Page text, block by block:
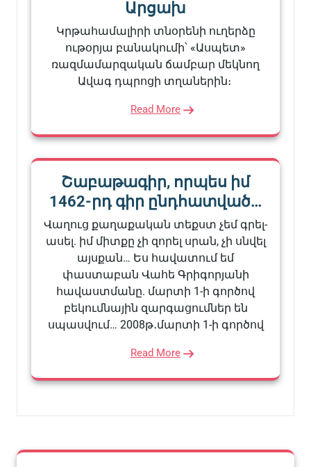
Արցախ
Կրթահամալիրի տնօրենի ուղերձը
ութօրյա բանակումի՝ «Ասպետ»
ռազմամարզական ճամբար մեկնող
Ավագ դպրոցի տղաներին։
Read More
Շաբաթագիր, որպես իմ
1462-րդ գիր ընդհատված…
Վաղուց քաղաքական տեքստ չեմ գրել-
ասել. իմ միտքը չի զորել սրան, չի սնվել
այսքան… Ես հավատում եմ
փաստաբան Վահե Գրիգորյանի
հավաստմանը. մարտի 1-ի գործով
բեկումնային զարգացումներ են
սպասվում… 2008թ․մարտի 1-ի գործով
Read More